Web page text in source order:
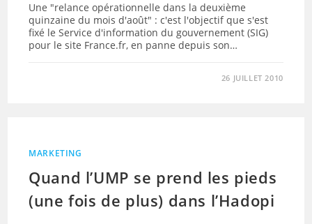
Une "relance opérationnelle dans la deuxième
quinzaine du mois d'août" : c'est l'objectif que s'est
fixé le Service d'information du gouvernement (SIG)
pour le site France.fr, en panne depuis son…
26 JUILLET 2010
MARKETING
Quand l’UMP se prend les pieds
(une fois de plus) dans l’Hadopi